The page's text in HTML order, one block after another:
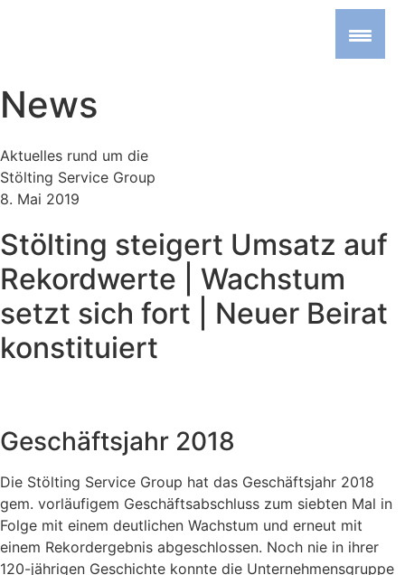
News
Aktuelles rund um die
Stölting Service Group
8. Mai 2019
Stölting steigert Umsatz auf
Rekordwerte | Wachstum
setzt sich fort | Neuer Beirat
konstituiert
Geschäftsjahr 2018
Die Stölting Service Group hat das Geschäftsjahr 2018
gem. vorläufigem Geschäftsabschluss zum siebten Mal in
Folge mit einem deutlichen Wachstum und erneut mit
einem Rekordergebnis abgeschlossen. Noch nie in ihrer
120-jährigen Geschichte konnte die Unternehmensgruppe